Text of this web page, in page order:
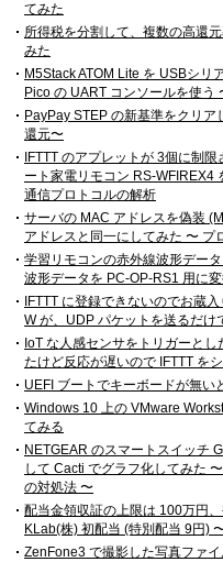
てみた
所得税を分割して、複数の高還
みた
M5Stack ATOM Lite を USBシリ
Pico の UART コンソールを使う
PayPay STEP の新基準をクリ
還元〜
IFTTT のアプレットが 3個に制
ート家電リモコン RS-WFIREX4
通信プロトコルの解析
サーバの MAC アドレスを偽装
アドレスと同一にしてみた 〜 プ
学習リモコンの赤外線波形デー
波形データを PC-OP-RS1 用に
IFTTT に登録できないのでお蔵
W が、UDP パケットを送るだけ
IoT な人感センサをトリガーと
たけど反応が遅いので IFTTT を
UEFI ブートでキーボードが無い
Windows 10 上の VMware
てみる
NETGEAR のスマートスイッチ
して Cacti でグラフ化してみた
の対処法 〜
配当金領収証の上限は 100万円
KLab(株) 初配当 (特別配当 9円)
ZenFone3 で撮影した写真ファ